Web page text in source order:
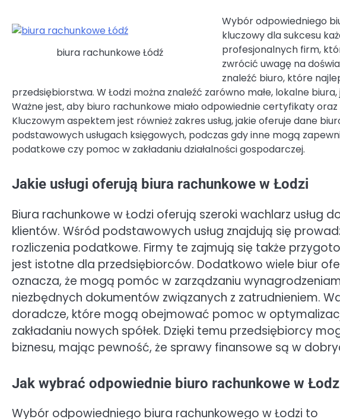
biura rachunkowe Łódź
Wybór odpowiedniego
kluczowy dla sukcesu
profesjonalnych firm,
zwrócić uwagę na
znaleźć biuro, które
przedsiębiorstwa. W Łodzi można znaleźć zarówno małe, lokalne
Ważne jest, aby biuro rachunkowe miało odpowiednie certyfikaty
Kluczowym aspektem jest również zakres usług, jakie oferuje dane
podstawowych usługach księgowych, podczas gdy inne mogą
podatkowe czy pomoc w zakładaniu działalności gospodarczej.
Jakie usługi oferują biura rachunkowe w Łodzi
Biura rachunkowe w Łodzi oferują szeroki wachlarz usług
klientów. Wśród podstawowych usług znajdują się
rozliczenia podatkowe. Firmy te zajmują się także
jest istotne dla przedsiębiorców. Dodatkowo wiele biur
oznacza, że mogą pomóc w zarządzaniu
niezbędnych dokumentów związanych z zatrudnieniem.
doradcze, które mogą obejmować pomoc w
zakładaniu nowych spółek. Dzięki temu przedsiębiorcy
biznesu, mając pewność, że sprawy finansowe są w
Jak wybrać odpowiednie biuro rachunkowe w
Wybór odpowiedniego biura rachunkowego w Łodzi to